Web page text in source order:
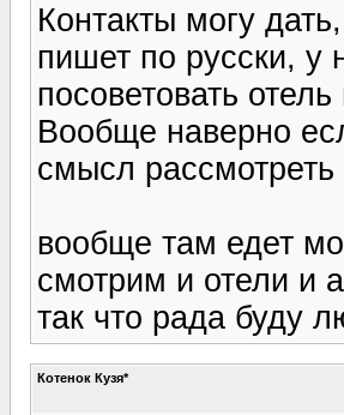
Контакты могу
пишет по русски, у
посоветовать
Вообще наверно
смысл рассмотреть
вообще там едет
смотрим и отели и
так что рада буду
Котенок Кузя*